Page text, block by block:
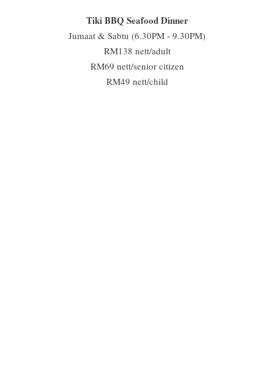
Tiki BBQ Seafood Dinner
Jumaat & Sabtu (6.30PM - 9.30PM)
RM138 nett/adult
RM69 nett/senior citizen
RM49 nett/child